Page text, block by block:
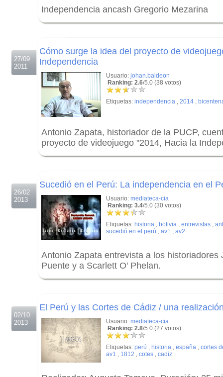
Independencia ancash Gregorio Mezarina
27/09
2011
Cómo surge la idea del proyecto de
Independencia
Usuario: johan.baldeon
Ranking: 2.6/5.0 (38 votos)
Etiquetas: independencia , 2014 ,
Antonio Zapata, historiador de la PUCP,
proyecto de videojuego "2014, Hacia la
26/02
2013
Sucedió en el Perú: La independencia en el
Usuario: mediateca-cia
Ranking: 3.4/5.0 (30 votos)
Etiquetas: historia , bolivia , entrevistas ,
sucedió en el perú , av1 , av2
Antonio Zapata entrevista a los historiadores
Puente y a Scarlett O' Phelan.
02/10
2013
El Perú y las Cortes de Cádiz / una
Usuario: mediateca-cia
Ranking: 2.8/5.0 (27 votos)
Etiquetas: perú , historia , españa , cortes
av1 , 1812 , cotes , cadiz